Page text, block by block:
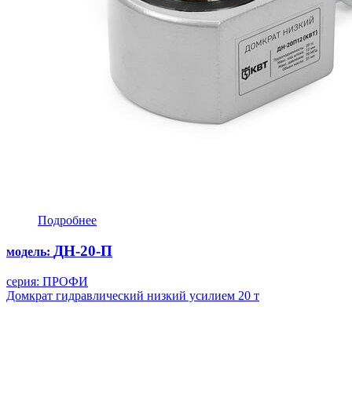
Подробнее
модель: ДН-20-П
серия: ПРОФИ
Домкрат гидравлический низкий усилием 20 т